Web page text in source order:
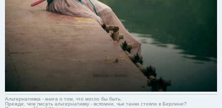
Альтернативка - книга о том, что могло бы быть.
Прежде, чем писать альтернативку - вспомни, чьи танки стояли в Берлине?